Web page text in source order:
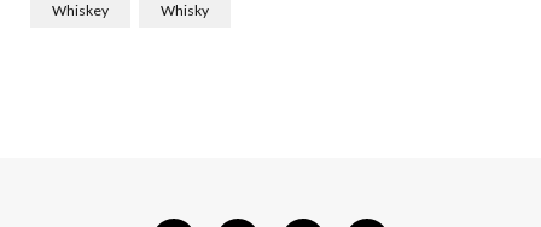
Whiskey Whisky